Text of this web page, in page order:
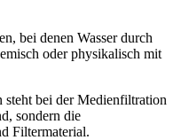
bei denen Wasser durch
oder physikalisch mit
steht bei der Medienfiltration
sondern die
Filtermaterial.